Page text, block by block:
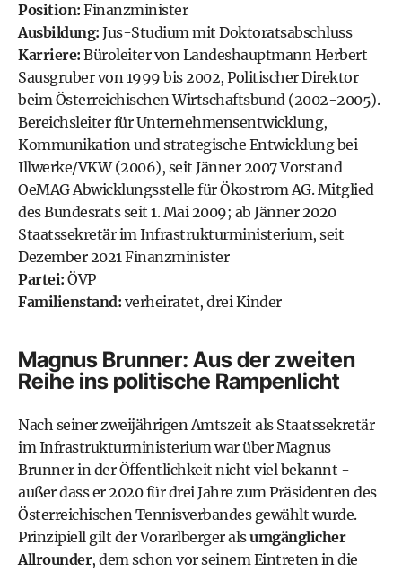
Position: Finanzminister
Ausbildung: Jus-Studium mit Doktoratsabschluss
Karriere: Büroleiter von Landeshauptmann Herbert
Sausgruber von 1999 bis 2002, Politischer Direktor
beim Österreichischen Wirtschaftsbund (2002-2005).
Bereichsleiter für Unternehmensentwicklung,
Kommunikation und strategische Entwicklung bei
Illwerke/VKW (2006), seit Jänner 2007 Vorstand
OeMAG Abwicklungsstelle für Ökostrom AG. Mitglied
des Bundesrats seit 1. Mai 2009; ab Jänner 2020
Staatssekretär im Infrastrukturministerium, seit
Dezember 2021 Finanzminister
Partei: ÖVP
Familienstand: verheiratet, drei Kinder
Magnus Brunner: Aus der zweiten
Reihe ins politische Rampenlicht
Nach seiner zweijährigen Amtszeit als Staatssekretär
im Infrastrukturministerium war über Magnus
Brunner in der Öffentlichkeit nicht viel bekannt -
außer dass er 2020 für drei Jahre zum Präsidenten des
Österreichischen Tennisverbandes gewählt wurde.
Prinzipiell gilt der Vorarlberger alsumgänglicher
Allrounder, dem schon vor seinem Eintreten in die